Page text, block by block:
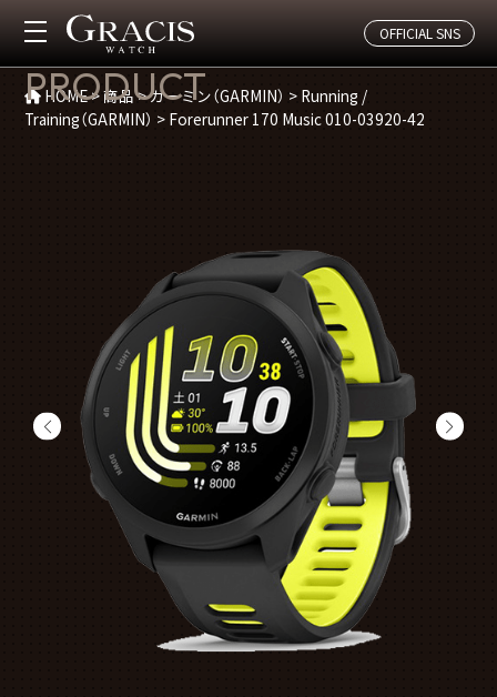
OFFICIAL SNS
商品紹介
PRODUCT
HOME>商品>ガーミン（GARMIN） > Running /
Training（GARMIN） > Forerunner 170 Music 010-03920-42